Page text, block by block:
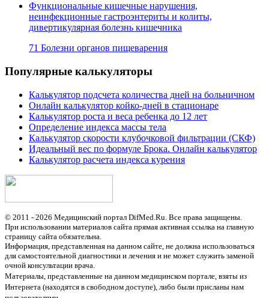
Функциональные кишечные нарушения,
неинфекционные гастроэнтериты и колиты,
дивертикулярная болезнь кишечника
71 Болезни органов пищеварения
Популярные калькуляторы
Калькулятор подсчета количества дней на больничном
Онлайн калькулятор койко-дней в стационаре
Калькулятор роста и веса ребенка до 12 лет
Определение индекса массы тела
Калькулятор скорости клубочковой фильтрации (СКФ)
Идеальный вес по формуле Брока. Онлайн калькулятор
Калькулятор расчета индекса курения
© 2011 - 2026 Медицинский портал DifMed.Ru. Все права защищены.
При использовании материалов сайта прямая активная ссылка на главную
страницу сайта обязательна.
Информация, представленная на данном сайте, не должна использоваться
для самостоятельной диагностики и лечения и не может служить заменой
очной консультации врача.
Материалы, представленные на данном медицинском портале, взяты из
Интернета (находятся в свободном доступе), либо были присланы нам